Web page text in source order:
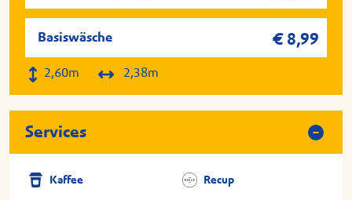
Basiswäsche € 8,99
2,60m 2,38m
Services
Kaffee Recup